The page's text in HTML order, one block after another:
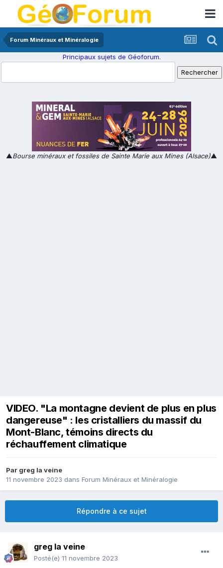
Forum Minéraux et Minéralogie
Principaux sujets de Géoforum.
▲Bourse minéraux et fossiles de Sainte Marie aux Mines (Alsace)▲
VIDEO. "La montagne devient de plus en plus
dangereuse" : les cristalliers du massif du
Mont-Blanc, témoins directs du
réchauffement climatique
Par greg la veine
11 novembre 2023 dans Forum Minéraux et Minéralogie
Répondre à ce sujet
greg la veine
Posté(e) 11 novembre 2023